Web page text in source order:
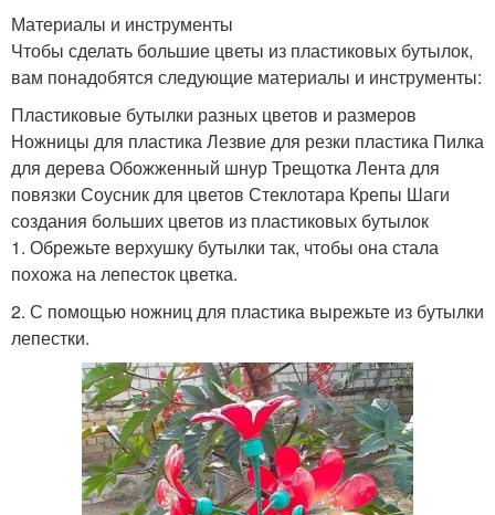
Материалы и инструменты
Чтобы сделать большие цветы из пластиковых бутылок,
вам понадобятся следующие материалы и инструменты:
Пластиковые бутылки разных цветов и размеров
Ножницы для пластика Лезвие для резки пластика Пилка
для дерева Обожженный шнур Трещотка Лента для
повязки Соусник для цветов Стеклотара Крепы Шаги
создания больших цветов из пластиковых бутылок
1. Обрежьте верхушку бутылки так, чтобы она стала
похожа на лепесток цветка.
2. С помощью ножниц для пластика вырежьте из бутылки
лепестки.